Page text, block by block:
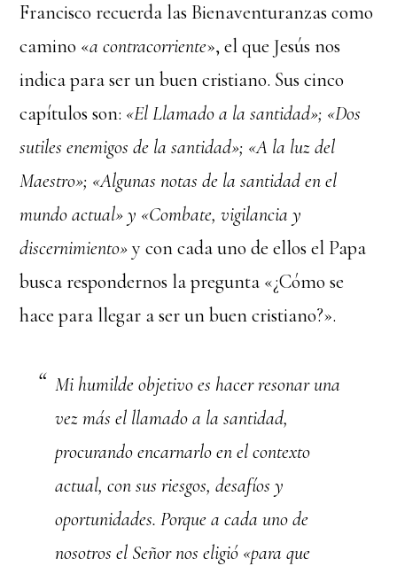
Francisco recuerda las Bienaventuranzas como
camino «a contracorriente», el que Jesús nos
indica para ser un buen cristiano. Sus cinco
capítulos son: «El Llamado a la santidad»; «Dos
sutiles enemigos de la santidad»; «A la luz del
Maestro»; «Algunas notas de la santidad en el
mundo actual» y «Combate, vigilancia y
discernimiento»y con cada uno de ellos el Papa
busca respondernos la pregunta «¿Cómo se
hace para llegar a ser un buen cristiano?».
Mi humilde objetivo es hacer resonar una
vez más el llamado a la santidad,
procurando encarnarlo en el contexto
actual, con sus riesgos, desafíos y
oportunidades. Porque a cada uno de
nosotros el Señor nos eligió «para que